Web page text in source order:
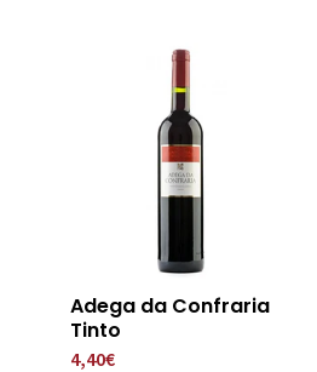
Adega da Confraria
Tinto
4,40€